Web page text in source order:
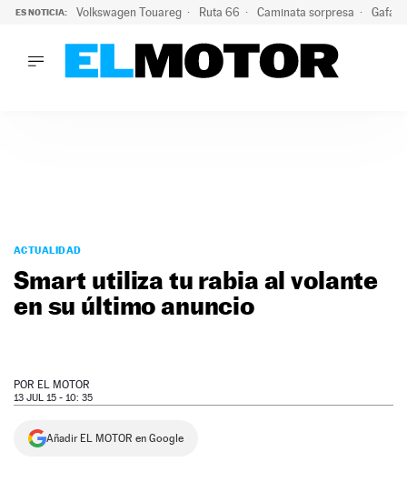
ES NOTICIA: Volkswagen Touareg Ruta 66 Caminata sorpresa Gafas
PODCAST
MOTOS
TECNOLOGÍA
SERVICIOS
NEWSLETTER
ACTUALIDAD
Smart utiliza tu rabia al volante
en su último anuncio
POR EL MOTOR
13 JUL 15 - 10: 35
Añadir EL MOTOR en Google